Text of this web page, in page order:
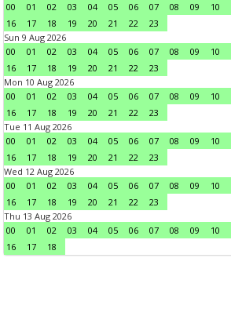
00
01 02 03 04 05 06 07 08 09 10
16
17 18 19 20 21 22
23
Sun 9 Aug 2026
00
01 02 03 04 05 06 07 08 09 10
16
17 18 19 20 21 22
23
Mon 10 Aug 2026
00
01 02 03 04 05 06 07 08 09 10
16
17 18 19 20 21 22
23
Tue 11 Aug 2026
00
01 02 03 04 05 06 07 08 09 10
16
17 18 19 20 21 22
23
Wed 12 Aug 2026
00
01 02 03 04 05 06 07 08 09 10
16
17 18 19 20 21 22
23
Thu 13 Aug 2026
00
01 02 03 04 05 06 07 08 09 10
16
17 18